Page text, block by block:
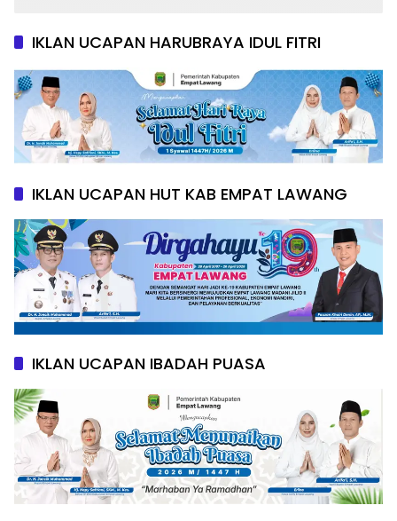
IKLAN UCAPAN HARUBRAYA IDUL FITRI
IKLAN UCAPAN HUT KAB EMPAT LAWANG
IKLAN UCAPAN IBADAH PUASA